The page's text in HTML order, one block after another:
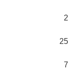
2
25
7